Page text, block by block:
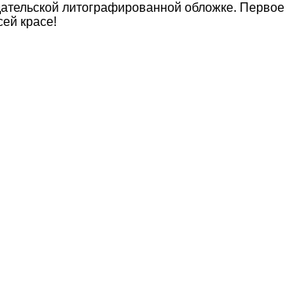
литографированной обложке. Первое
красе!